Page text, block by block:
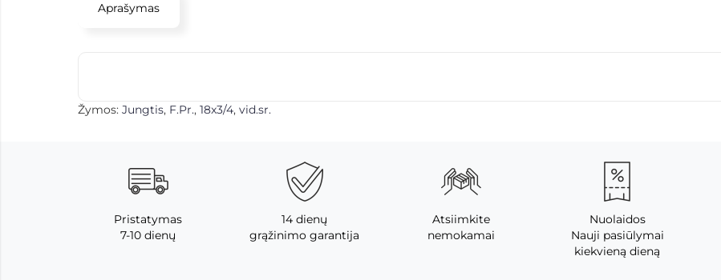
Aprašymas
Žymos: Jungtis, F.Pr., 18x3/4, vid.sr.
Pristatymas
7-10 dienų
14 dienų
grąžinimo garantija
Atsiimkite
nemokamai
Nuolaidos
Nauji pasiūlymai
kiekvieną dieną